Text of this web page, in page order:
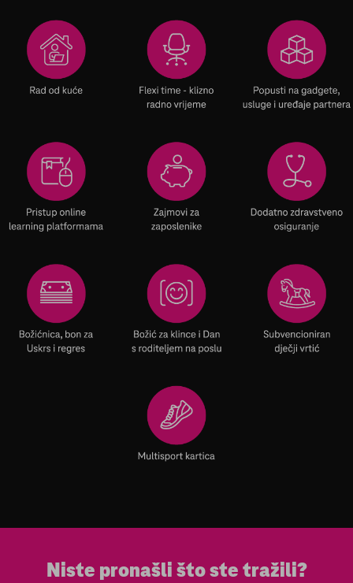
Niste pronašli što ste tražili?